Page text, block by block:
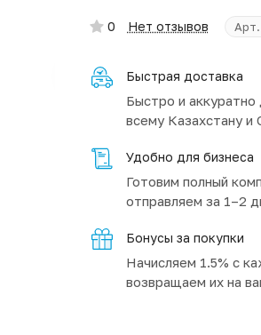
0 Нет отзывов Арт.
Быстрая доставка
Быстро и аккуратно
всему Казахстану и
Удобно для бизнеса
Готовим полный
отправляем за 1–2
Бонусы за покупки
Начисляем 1.5% с
возвращаем их на